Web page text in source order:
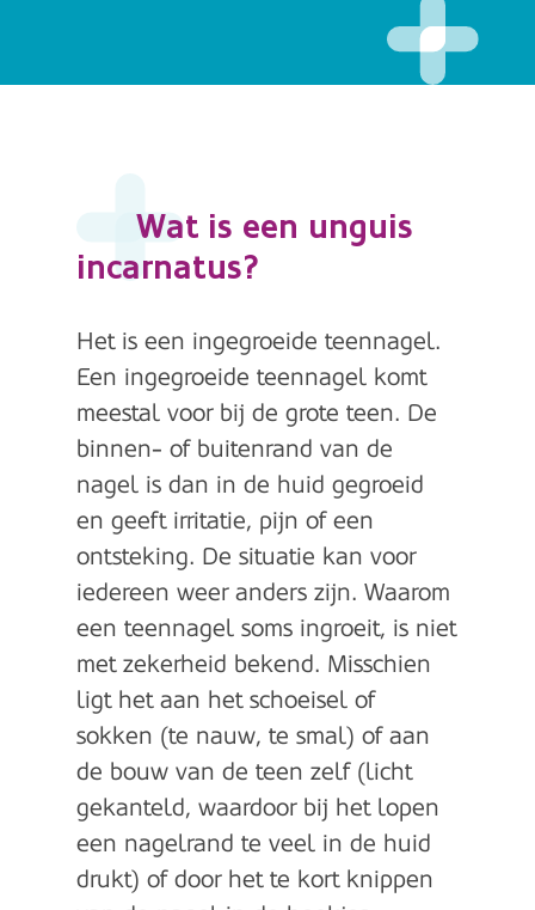
Wat is een unguis
incarnatus?
Het is een ingegroeide teennagel.
Een ingegroeide teennagel komt
meestal voor bij de grote teen. De
binnen- of buitenrand van de
nagel is dan in de huid gegroeid
en geeft irritatie, pijn of een
ontsteking. De situatie kan voor
iedereen weer anders zijn. Waarom
een teennagel soms ingroeit, is niet
met zekerheid bekend. Misschien
ligt het aan het schoeisel of
sokken (te nauw, te smal) of aan
de bouw van de teen zelf (licht
gekanteld, waardoor bij het lopen
een nagelrand te veel in de huid
drukt) of door het te kort knippen